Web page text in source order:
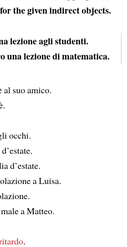
the given indirect objects.
lezione agli studenti.
una lezione di matematica.
suo amico.
occhi.
d’estate.
a Luisa.
a Matteo.
.